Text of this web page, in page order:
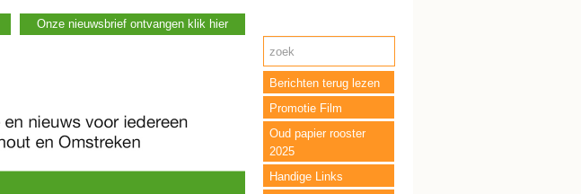
Onze nieuwsbrief ontvangen klik hier
Berichten terug lezen
Promotie Film
Oud papier rooster
2025
Handige Links